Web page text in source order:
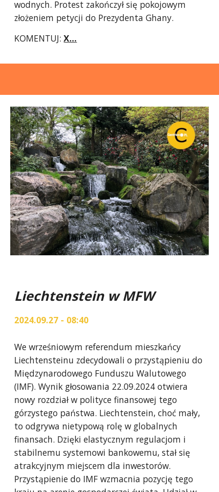
wodnych. Protest zakończył się pokojowym
złożeniem petycji do Prezydenta Ghany.
KOMENTUJ:X...
Liechtenstein w MFW
2024.09.27 - 08:40
We wrześniowym referendum mieszkańcy
Liechtensteinu zdecydowali o przystąpieniu do
Międzynarodowego Funduszu Walutowego
(IMF). Wynik głosowania 22.09.2024 otwiera
nowy rozdział w polityce finansowej tego
górzystego państwa. Liechtenstein, choć mały,
to odgrywa nietypową rolę w globalnych
finansach. Dzięki elastycznym regulacjom i
stabilnemu systemowi bankowemu, stał się
atrakcyjnym miejscem dla inwestorów.
Przystąpienie do IMF wzmacnia pozycję tego